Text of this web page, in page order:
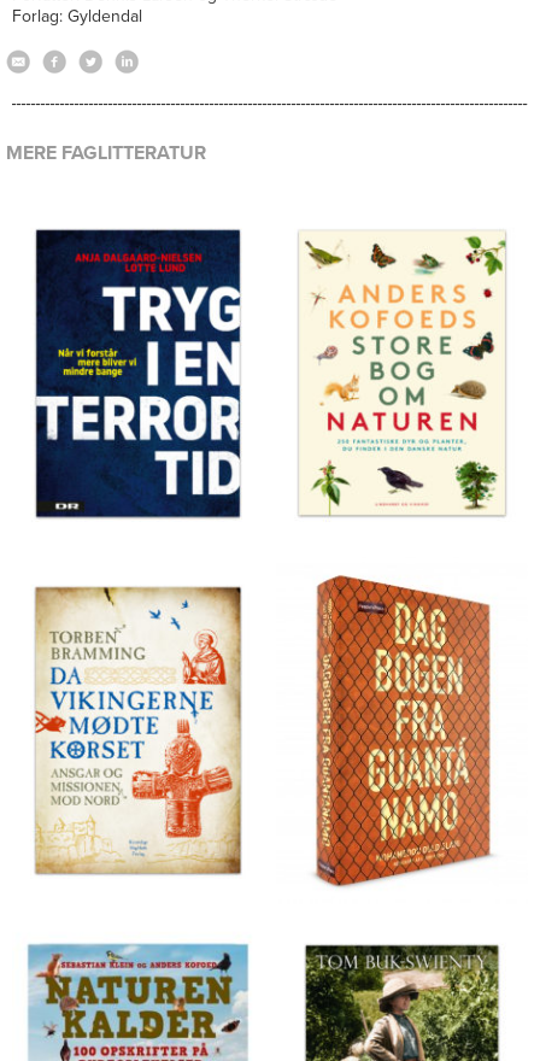
Forlag: Gyldendal
MERE FAGLITTERATUR